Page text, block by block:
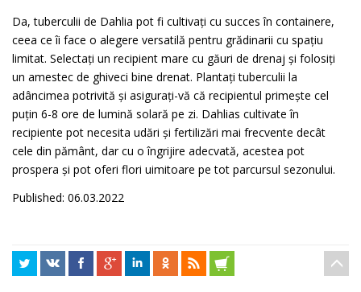
Da, tuberculii de Dahlia pot fi cultivați cu succes în containere,
ceea ce îi face o alegere versatilă pentru grădinarii cu spațiu
limitat. Selectați un recipient mare cu găuri de drenaj și folosiți
un amestec de ghiveci bine drenat. Plantați tuberculii la
adâncimea potrivită și asigurați-vă că recipientul primește cel
puțin 6-8 ore de lumină solară pe zi. Dahlias cultivate în
recipiente pot necesita udări și fertilizări mai frecvente decât
cele din pământ, dar cu o îngrijire adecvată, acestea pot
prospera și pot oferi flori uimitoare pe tot parcursul sezonului.
Published: 06.03.2022